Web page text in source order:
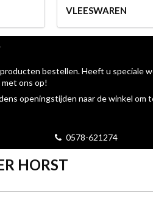
VLEESWAREN
bestellen. Heeft u speciale
ons op!
openingstijden naar de winkel om
0578-621274
HORST